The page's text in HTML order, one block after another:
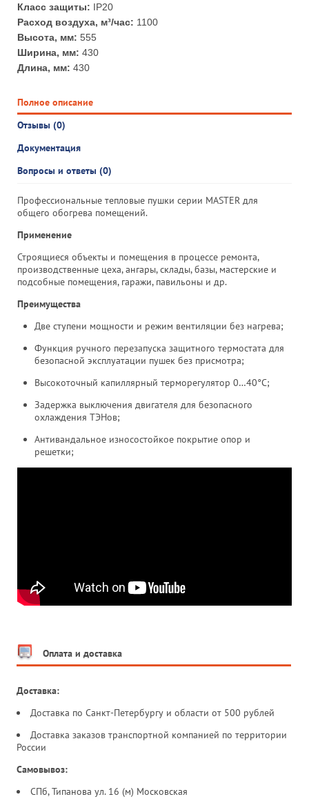
Класс защиты: IP20
Расход воздуха, м³/час: 1100
Высота, мм: 555
Ширина, мм: 430
Длина, мм: 430
Полное описание
Отзывы (0)
Документация
Вопросы и ответы (0)
Профессиональные тепловые пушки серии MASTER для
общего обогрева помещений.
Применение
Строящиеся объекты и помещения в процессе ремонта,
производственные цеха, ангары, склады, базы, мастерские и
подсобные помещения, гаражи, павильоны и др.
Преимущества
Две ступени мощности и режим вентиляции без нагрева;
Функция ручного перезапуска защитного термостата для
безопасной эксплуатации пушек без присмотра;
Высокоточный капиллярный терморегулятор 0…40°С;
Задержка выключения двигателя для безопасного
охлаждения ТЭНов;
Антивандальное износостойкое покрытие опор и
решетки;
Оплата и доставка
Доставка:
Доставка по Санкт-Петербургу и области от 500 рублей
Доставка заказов транспортной компанией по территории
России
Самовывоз:
СПб, Типанова ул. 16 (м) Московская